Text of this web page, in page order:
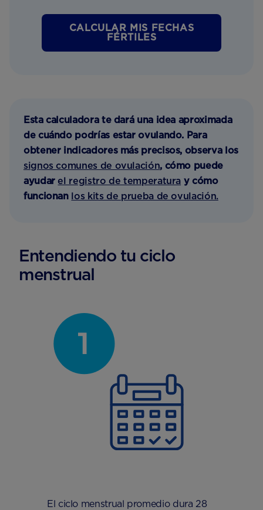
CALCULAR MIS FECHAS
FÉRTILES
Esta calculadora te dará una idea aproximada
de cuándo podrías estar ovulando. Para
obtener indicadores más precisos, observa los
signos comunes de ovulación, cómo puede
ayudarel registro de temperatura y cómo
funcionan los kits de prueba de ovulación.
Entendiendo tu ciclo
menstrual
El ciclo menstrual promedio dura 28